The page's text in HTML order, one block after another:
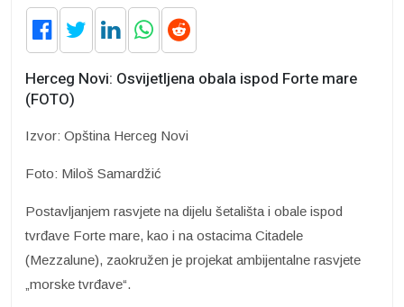
Herceg Novi: Osvijetljena obala ispod Forte mare
(FOTO)
Izvor: Opština Herceg Novi
Foto: Miloš Samardžić
Postavljanjem rasvjete na dijelu šetališta i obale ispod
tvrđave Forte mare, kao i na ostacima Citadele
(Mezzalune), zaokružen je projekat ambijentalne rasvjete
„morske tvrđave“.